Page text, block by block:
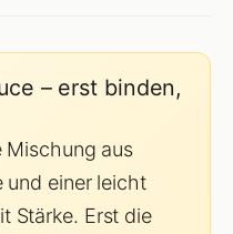
– erst binden,
Mischung aus
und einer leicht
Stärke. Erst die